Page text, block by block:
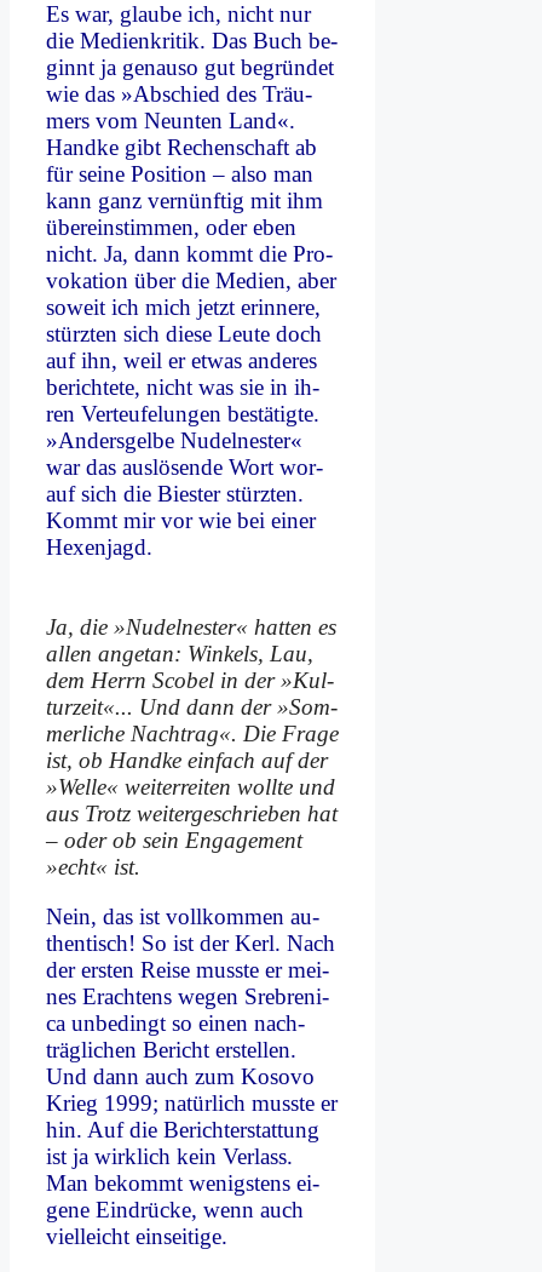
Es war, glau­be ich, nicht nur
die Me­di­en­kri­tik. Das Buch be­
ginnt ja ge­nau­so gut be­grün­det
wie das »Ab­schied des Träu­
mers vom Neun­ten Land«.
Hand­ke gibt Re­chen­schaft ab
für sei­ne Po­si­ti­on – al­so man
kann ganz ver­nünf­tig mit ihm
über­ein­stim­men, oder eben
nicht. Ja, dann kommt die Pro­
vo­ka­ti­on über die Me­di­en, aber
so­weit ich mich jetzt er­in­ne­re,
stürz­ten sich die­se Leu­te doch
auf ihn, weil er et­was an­de­res
be­rich­te­te, nicht was sie in ih­
ren Ver­teu­fe­lun­gen be­stä­tig­te.
»An­ders­gel­be Nu­del­ne­ster«
war das aus­lö­sen­de Wort wor­
auf sich die Bie­ster stürz­ten.
Kommt mir vor wie bei ei­ner
He­xen­jagd.
Ja, die »Nu­del­ne­ster« hat­ten es
al­len an­ge­tan: Win­kels, Lau,
dem Herrn Sco­bel in der »Kul­
tur­zeit«... Und dann der »Som­
mer­li­che Nach­trag«. Die Fra­ge
ist, ob Hand­ke ein­fach auf der
»Wel­le« wei­ter­rei­ten woll­te und
aus Trotz wei­ter­ge­schrie­ben hat
– oder ob sein En­ga­ge­ment
»echt« ist.
Nein, das ist voll­kom­men au­
then­tisch! So ist der Kerl. Nach
der er­sten Rei­se muss­te er mei­
nes Er­ach­tens we­gen Sre­bre­ni­
ca un­be­dingt so ei­nen nach­
träg­li­chen Be­richt er­stel­len.
Und dann auch zum Ko­so­vo
Krieg 1999; na­tür­lich muss­te er
hin. Auf die Be­richt­erstat­tung
ist ja wirk­lich kein Ver­lass.
Man be­kommt we­nig­stens ei­
ge­ne Ein­drücke, wenn auch
viel­leicht ein­sei­ti­ge.